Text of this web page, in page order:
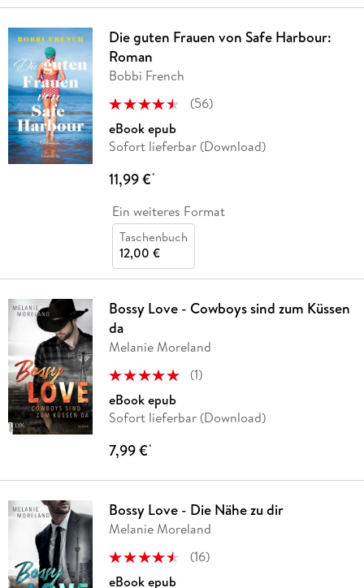
Die guten Frauen von Safe Harbour:
Roman
Bobbi French
(56)
eBook epub
Sofort lieferbar (Download)
11,99 €*
Ein weiteres Format
Taschenbuch
12,00 €
Bossy Love - Cowboys sind zum Küssen
da
Melanie Moreland
(1)
eBook epub
Sofort lieferbar (Download)
7,99 €*
Bossy Love - Die Nähe zu dir
Melanie Moreland
(16)
eBook epub